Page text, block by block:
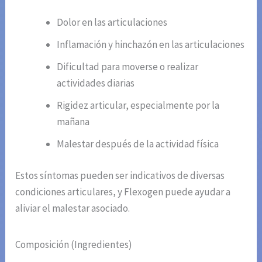
Dolor en las articulaciones
Inflamación y hinchazón en las articulaciones
Dificultad para moverse o realizar
actividades diarias
Rigidez articular, especialmente por la
mañana
Malestar después de la actividad física
Estos síntomas pueden ser indicativos de diversas
condiciones articulares, y Flexogen puede ayudar a
aliviar el malestar asociado.
Composición (Ingredientes)